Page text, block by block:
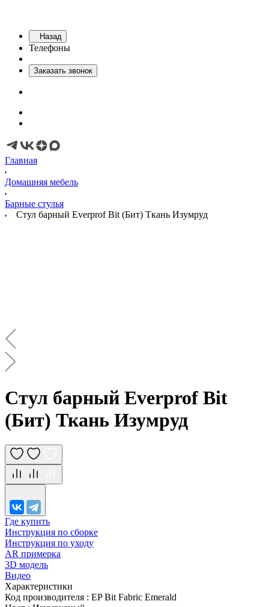
Назад
Телефоны
Заказать звонок
Главная
Домашняя мебель
Барные стулья
Стул барный Everprof Bit (Бит) Ткань Изумруд
Стул барный Everprof Bit
(Бит) Ткань Изумруд
Где купить
Инструкция по сборке
Инструкция по уходу
AR примерка
3D модель
Видео
Характеристики
Код производителя : EP Bit Fabric Emerald